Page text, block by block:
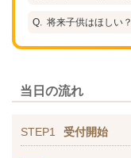
将来子供はほしい？
当日の流れ
STEP1 受付開始